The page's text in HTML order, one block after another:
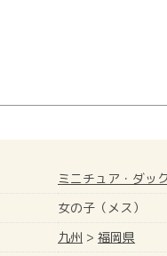
ミニチュア・ダッ
女の子（メス）
九州 > 福岡県